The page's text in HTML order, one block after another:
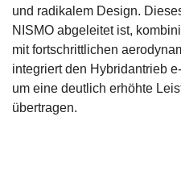
und radikalem Design.
NISMO abgeleitet ist,
mit fortschrittlichen
integriert den Hybridantrieb
um eine deutlich erhöhte
übertragen.